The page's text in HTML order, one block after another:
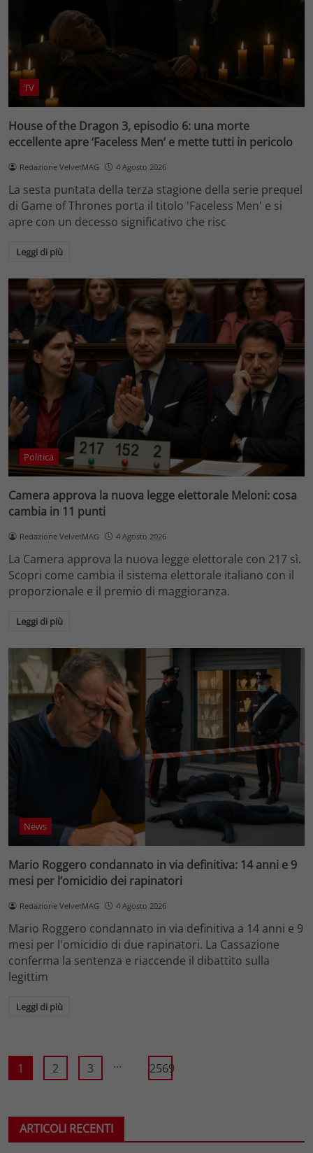
TV
House of the Dragon 3, episodio 6: una morte
eccellente apre ‘Faceless Men’ e mette tutti in pericolo
Redazione VelvetMAG 4 Agosto 2026
La sesta puntata della terza stagione della serie prequel
di Game of Thrones porta il titolo 'Faceless Men' e si
apre con un decesso significativo che risc
Leggi di più
Politica
Camera approva la nuova legge elettorale Meloni: cosa
cambia in 11 punti
Redazione VelvetMAG 4 Agosto 2026
La Camera approva la nuova legge elettorale con 217 sì.
Scopri come cambia il sistema elettorale italiano con il
proporzionale e il premio di maggioranza.
Leggi di più
News
Mario Roggero condannato in via definitiva: 14 anni e 9
mesi per l’omicidio dei rapinatori
Redazione VelvetMAG 4 Agosto 2026
Mario Roggero condannato in via definitiva a 14 anni e 9
mesi per l'omicidio di due rapinatori. La Cassazione
conferma la sentenza e riaccende il dibattito sulla
legittim
Leggi di più
1 2 3 ... 2569
ARTICOLI RECENTI